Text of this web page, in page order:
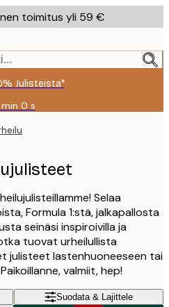
toimitus yli 59 €
Julisteista*
0 s
Voimassa
asti:
2026-
09
Selaa
Formula 1:stä, jalkapallosta
seinäsi inspiroivilla ja
tuovat urheilullista
julisteet lastenhuoneeseen tai
valmiit, hep!
Suodata & Lajittele